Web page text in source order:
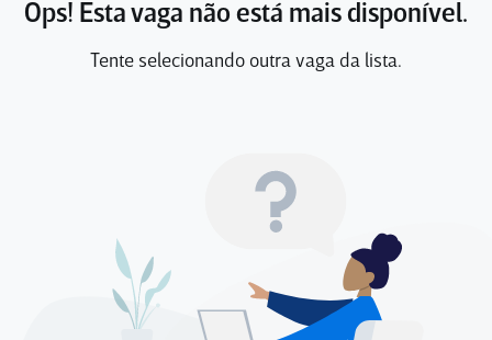
Ops! Esta vaga não está mais disponível.
Tente selecionando outra vaga da lista.